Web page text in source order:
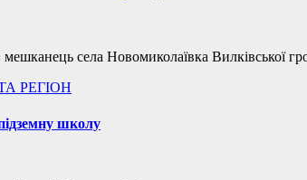
села Новомиколаївка Вилківської
РЕГІОН
школу